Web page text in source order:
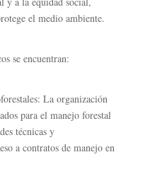
el medio ambiente.
se encuentran:
La organización
para el manejo forestal
técnicas y
a contratos de manejo en